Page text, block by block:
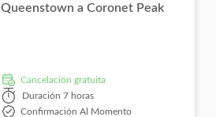
Queenstown a Coronet Peak
cancelación gratuita
Duración 7 horas
Confirmación Al Momento